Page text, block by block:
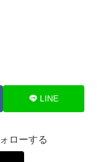
LINE
ローする